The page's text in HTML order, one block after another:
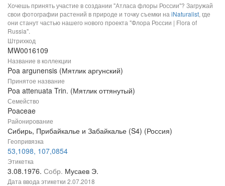
Хочешь принять участие в создании "Атласа флоры России"? Загружай
свои фотографии растений в природе и точку съемки на iNaturalist, где
они станут частью нашего нового проекта "Флора России | Flora of
Russia".
Штрихкод
MW0016109
Название в коллекции
Poa argunensis (Мятлик аргунский)
Принятое название
Poa attenuata Trin. (Мятлик оттянутый)
Семейство
Poaceae
Районирование
Сибирь, Прибайкалье и Забайкалье (S4) (Россия)
Геопривязка
53,1098, 107,0854
Этикетка
3.08.1976. Собр. Мусаев Э.
Дата ввода этикетки 2.07.2018